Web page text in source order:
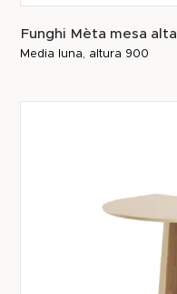
Funghi Mèta mesa alta
Media luna, altura 900